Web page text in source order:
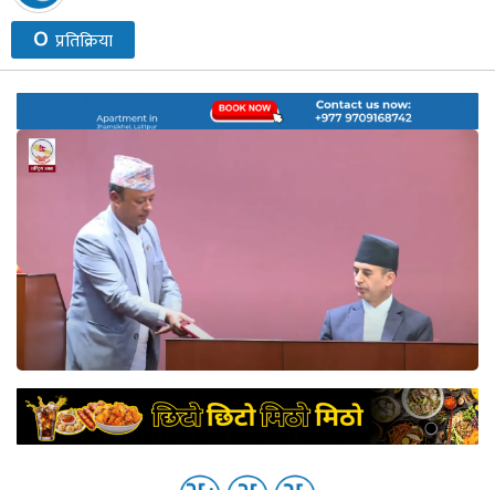
हाइड्रो
पावर
प्रमुख
बैंक-
अन्य
० प्रतिक्रिया